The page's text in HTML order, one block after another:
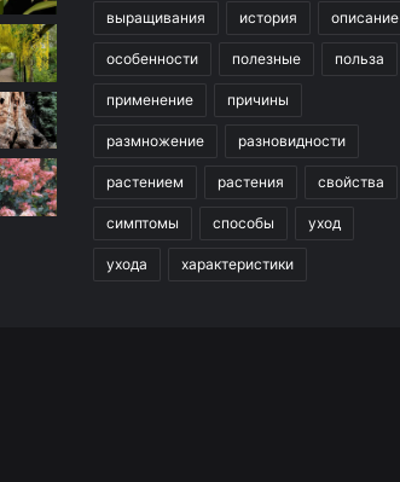
выращивания история описание
особенности полезные польза
применение причины
размножение разновидности
растением растения свойства
симптомы способы уход
ухода характеристики